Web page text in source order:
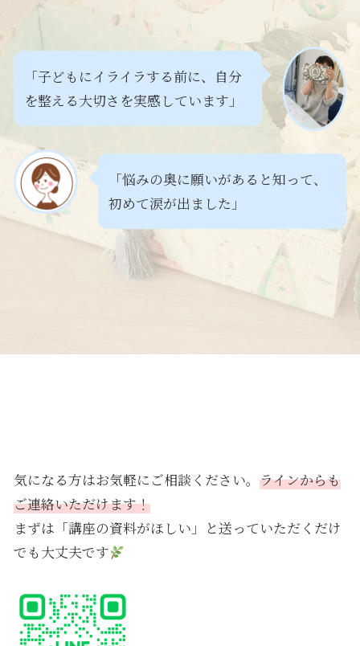
「子どもにイライラする前に、自分
を整える大切さを実感しています」
「悩みの奥に願いがあると知って、
初めて涙が出ました」
気になる方はお気軽にご相談ください。 ラインからも
ご連絡いただけます！
まずは「講座の資料がほしい」と送っていただくだけ
でも大丈夫です